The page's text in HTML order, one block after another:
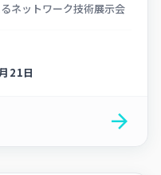
ネットワーク技術展示会
21日
arrow_forward